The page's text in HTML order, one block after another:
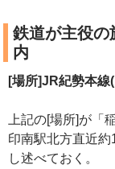
鉄道が主役の
内
[場所]JR紀勢本線
上記の[場所]が「
印南駅北方直近
し述べておく。